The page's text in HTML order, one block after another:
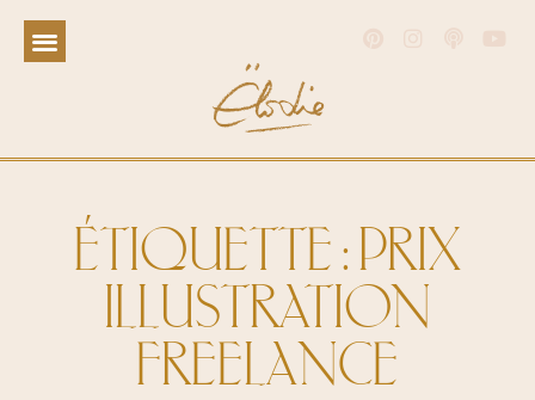
ÉTIQUETTE : PRIX
ILLUSTRATION
FREELANCE